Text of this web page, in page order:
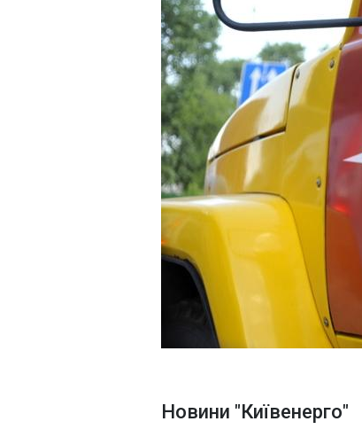
Новини "Київенерго"